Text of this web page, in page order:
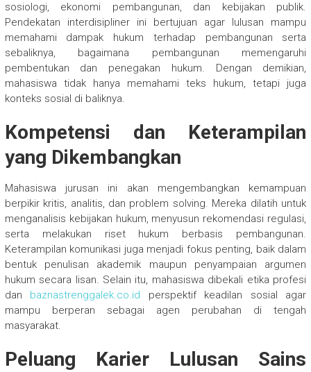
sosiologi, ekonomi pembangunan, dan kebijakan publik.
Pendekatan interdisipliner ini bertujuan agar lulusan mampu
memahami dampak hukum terhadap pembangunan serta
sebaliknya, bagaimana pembangunan memengaruhi
pembentukan dan penegakan hukum. Dengan demikian,
mahasiswa tidak hanya memahami teks hukum, tetapi juga
konteks sosial di baliknya.
Kompetensi dan Keterampilan
yang Dikembangkan
Mahasiswa jurusan ini akan mengembangkan kemampuan
berpikir kritis, analitis, dan problem solving. Mereka dilatih untuk
menganalisis kebijakan hukum, menyusun rekomendasi regulasi,
serta melakukan riset hukum berbasis pembangunan.
Keterampilan komunikasi juga menjadi fokus penting, baik dalam
bentuk penulisan akademik maupun penyampaian argumen
hukum secara lisan. Selain itu, mahasiswa dibekali etika profesi
dan baznastrenggalek.co.id perspektif keadilan sosial agar
mampu berperan sebagai agen perubahan di tengah
masyarakat.
Peluang Karier Lulusan Sains